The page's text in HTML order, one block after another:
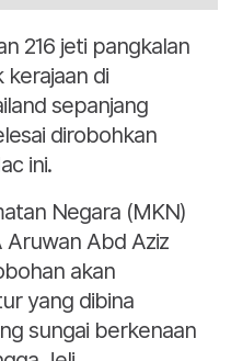
216 jeti pangkalan
kerajaan di
sepanjang
dirobohkan
ini.
Negara (MKN)
Aruwan Abd Aziz
akan
yang dibina
sungai berkenaan